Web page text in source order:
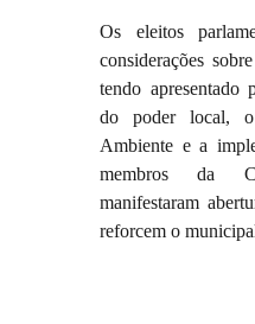
Os eleitos
considerações
tendo apresentado
do poder local,
Ambiente e a
membros da
manifestaram
reforcem o